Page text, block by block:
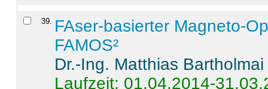
39. FAser-basierter Magneto-
FAMOS²
Dr.-Ing. Matthias Bartholmai
Laufzeit: 01.04.2014-